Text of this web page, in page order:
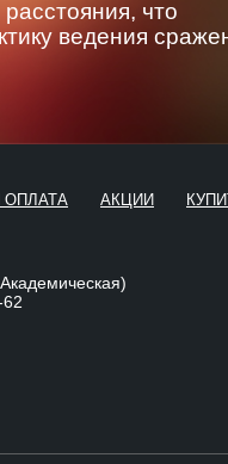
что
ведения
ОПЛАТА АКЦИИ